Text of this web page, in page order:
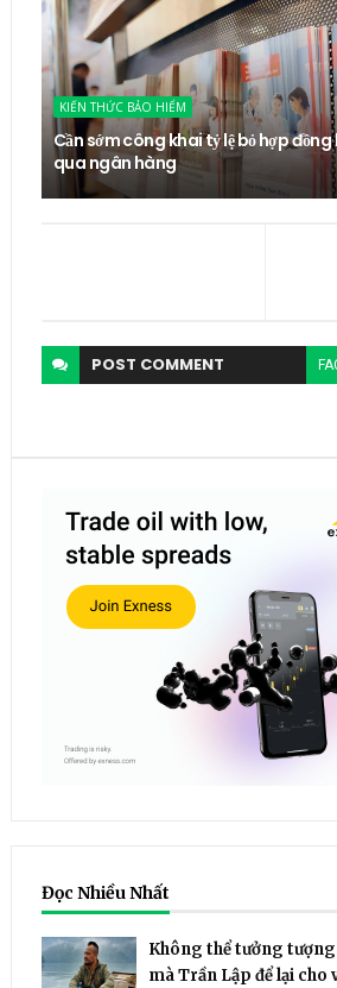
KIẾN THỨC BẢO HIỂM
Cần sớm công khai tỷ lệ bỏ hợp
qua ngân hàng
POST COMMENT
Đọc Nhiều Nhất
Không thể tưởng
mà Trần Lập để lại cho